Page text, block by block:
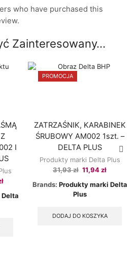
who have purchased this
Zainteresowany…
I
Current
is:
PROMOCJA
ZATRZAŚNIK, KARABINEK
ŚRUBOWY AM002 1szt. –
DELTA PLUS
Produkty marki Delta Plus
31,93zł Original
was:
31,93 zł.
11,94złCurrent
is:
Brands: Produkty marki Delta
Plus
DODAJ DO KOSZYKA